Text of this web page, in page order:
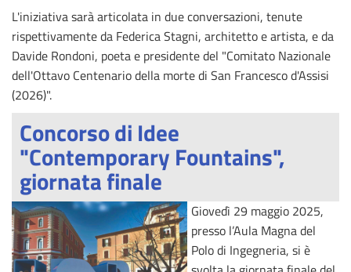
L'iniziativa sarà articolata in due conversazioni, tenute
rispettivamente da Federica Stagni, architetto e artista, e da
Davide Rondoni, poeta e presidente del "Comitato Nazionale
dell'Ottavo Centenario della morte di San Francesco d'Assisi
(2026)".
Concorso di Idee
"Contemporary Fountains",
giornata finale
Giovedì 29 maggio 2025,
presso l’Aula Magna del
Polo di Ingegneria, si è